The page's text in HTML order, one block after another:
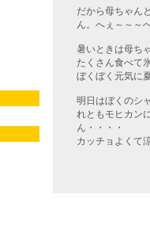
だから母ちゃん
ん。へぇ～～～
暑いときは母ち
たくさん食べて
ぼくぼく元気に
明日はぼくのシ
れともモヒカン
ん・・・・
カッチョよくて